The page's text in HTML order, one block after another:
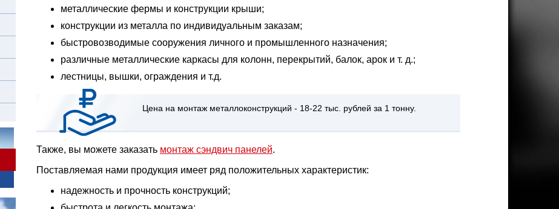
металлические фермы и конструкции крыши;
конструкции из металла по индивидуальным заказам;
быстровозводимые сооружения личного и промышленного назначения;
различные металлические каркасы для колонн, перекрытий, балок, арок и т. д.;
лестницы, вышки, ограждения и т.д.
Цена на монтаж металлоконструкций - 18-22 тыс. рублей за 1 тонну.
Также, вы можете заказать монтаж сэндвич панелей.
Поставляемая нами продукция имеет ряд положительных характеристик:
надежность и прочность конструкций;